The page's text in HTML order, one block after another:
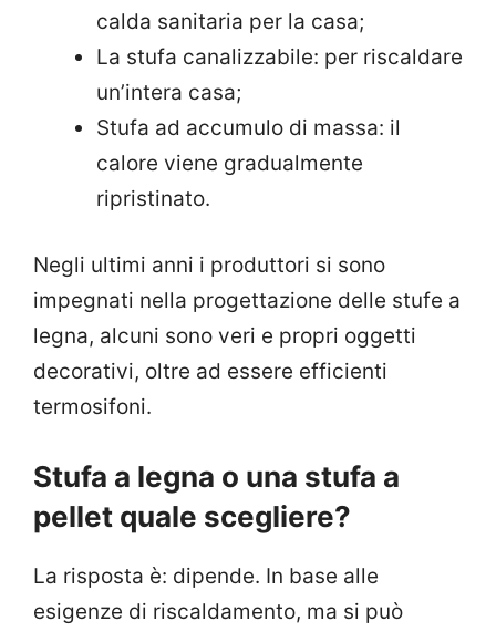
calda sanitaria per la casa;
La stufa canalizzabile: per riscaldare
un’intera casa;
Stufa ad accumulo di massa: il
calore viene gradualmente
ripristinato.
Negli ultimi anni i produttori si sono
impegnati nella progettazione delle stufe a
legna, alcuni sono veri e propri oggetti
decorativi, oltre ad essere efficienti
termosifoni.
Stufa a legna o una stufa a
pellet quale scegliere?
La risposta è: dipende. In base alle
esigenze di riscaldamento, ma si può